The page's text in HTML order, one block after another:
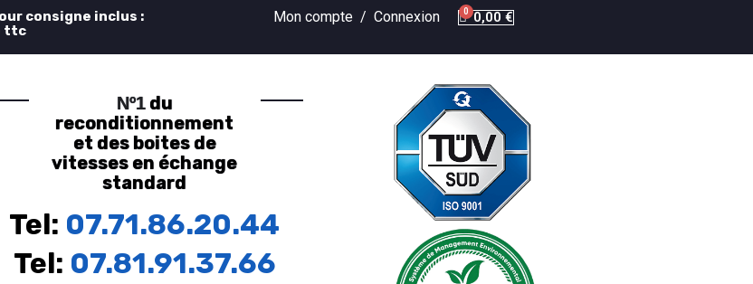
consigne inclus :
ttc
Mon compte / Connexion 0,00 €
Nº1du
reconditionnement
et des boites de
vitesses en échange
standard
Tel: 07.71.86.20.44
Tel: 07.81.91.37.66